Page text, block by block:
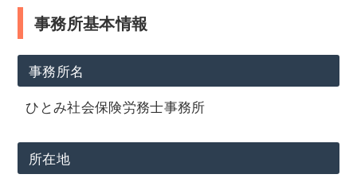
事務所基本情報
事務所名
ひとみ社会保険労務士事務所
所在地